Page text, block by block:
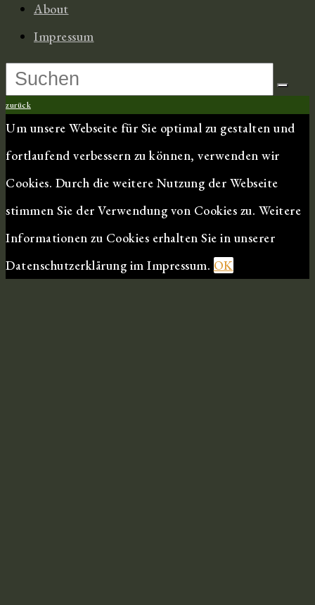
About
Impressum
zurück
Um unsere Webseite für Sie optimal zu gestalten und
fortlaufend verbessern zu können, verwenden wir
Cookies. Durch die weitere Nutzung der Webseite
stimmen Sie der Verwendung von Cookies zu. Weitere
Informationen zu Cookies erhalten Sie in unserer
Datenschutzerklärung im Impressum. OK